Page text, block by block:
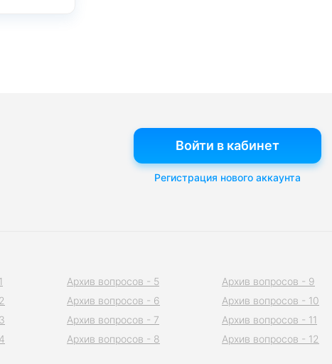
Войти в кабинет
Регистрация нового аккаунта
Архив вопросов - 5
Архив вопросов - 6
Архив вопросов - 7
Архив вопросов - 8
Архив вопросов - 9
Архив вопросов - 10
Архив вопросов - 11
Архив вопросов - 12